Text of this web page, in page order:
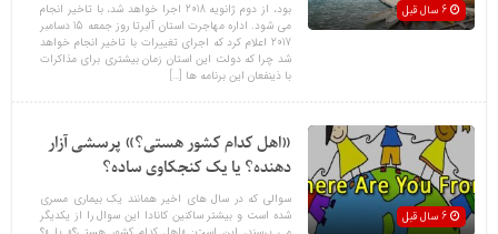
بود، از دوم ژانویه 2018 اجرا خواهد شد، با تاخیر انجام
می شود. اداره مهاجرت استان آلبرتا روز جمعه 15 دسامبر
2017 اعلام کرد که اجرای تغییرات با تاخیر انجام خواهد
شد چرا که دولت این استان زمان بیشتری برای مذاکرات
با ذینفعان این برنامه ها […]
«اهل کدام کشور هستی؟» پرسشی آزار
دهنده؟ یا یک کنجکاوی ساده؟
سوالی که در سال های اخیر همانند یک بیماری مسری
شده است و بیشتر ساکنین کانادا این سوال را از یکدیگر